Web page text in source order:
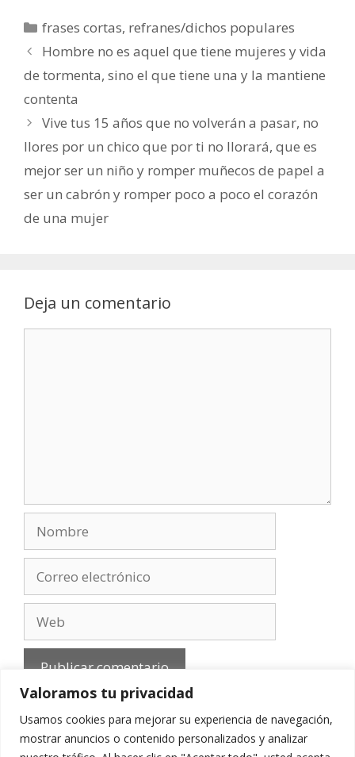
Valoramos tu privacidad
Usamos cookies para mejorar su experiencia de navegación,
mostrar anuncios o contenido personalizados y analizar
Categorías
frases cortas, refranes/dichos populares
Hombre no es aquel que tiene mujeres y vida
de tormenta, sino el que tiene una y la mantiene
contenta
Vive tus 15 años que no volverán a pasar, no
llores por un chico que por ti no llorará, que es
mejor ser un niño y romper muñecos de papel a
ser un cabrón y romper poco a poco el corazón
de una mujer
Deja un comentario
electrónico